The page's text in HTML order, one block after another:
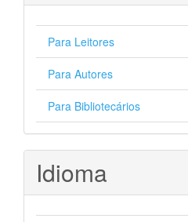
Para Leitores
Para Autores
Para Bibliotecários
Idioma